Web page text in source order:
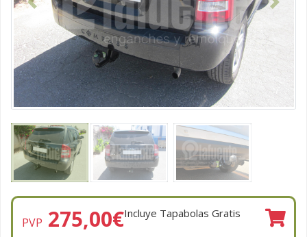
Anterior
PVP 275,00€Incluye Tapabolas Gratis